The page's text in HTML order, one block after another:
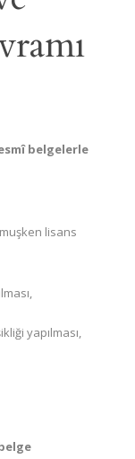
belgelerle
lisans
yapılması,